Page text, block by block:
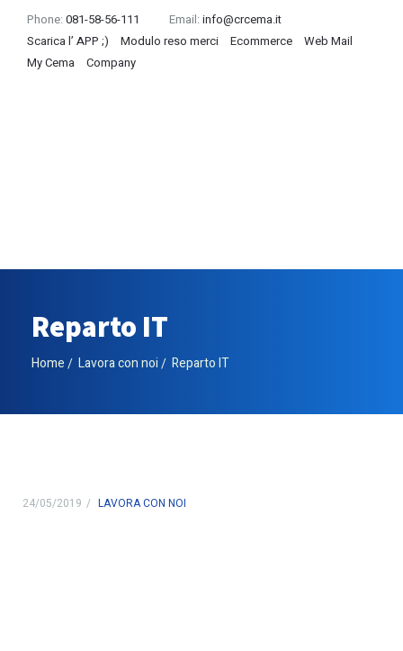
Phone: 081-58-56-111 Email: info@crcema.it
Scarica l’ APP ;)
Modulo reso merci Ecommerce
Web Mail
My Cema
Company
Reparto IT
Home Lavora con noi Reparto IT
24/05/2019 LAVORA CON NOI